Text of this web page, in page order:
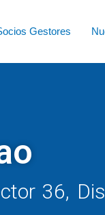
Gestores
36,